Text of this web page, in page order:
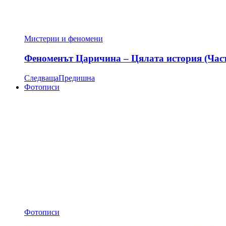
Мистерии и феномени
Феноменът Царичина – Цялата история
СледващаПредишна
Фотописи
Фотописи